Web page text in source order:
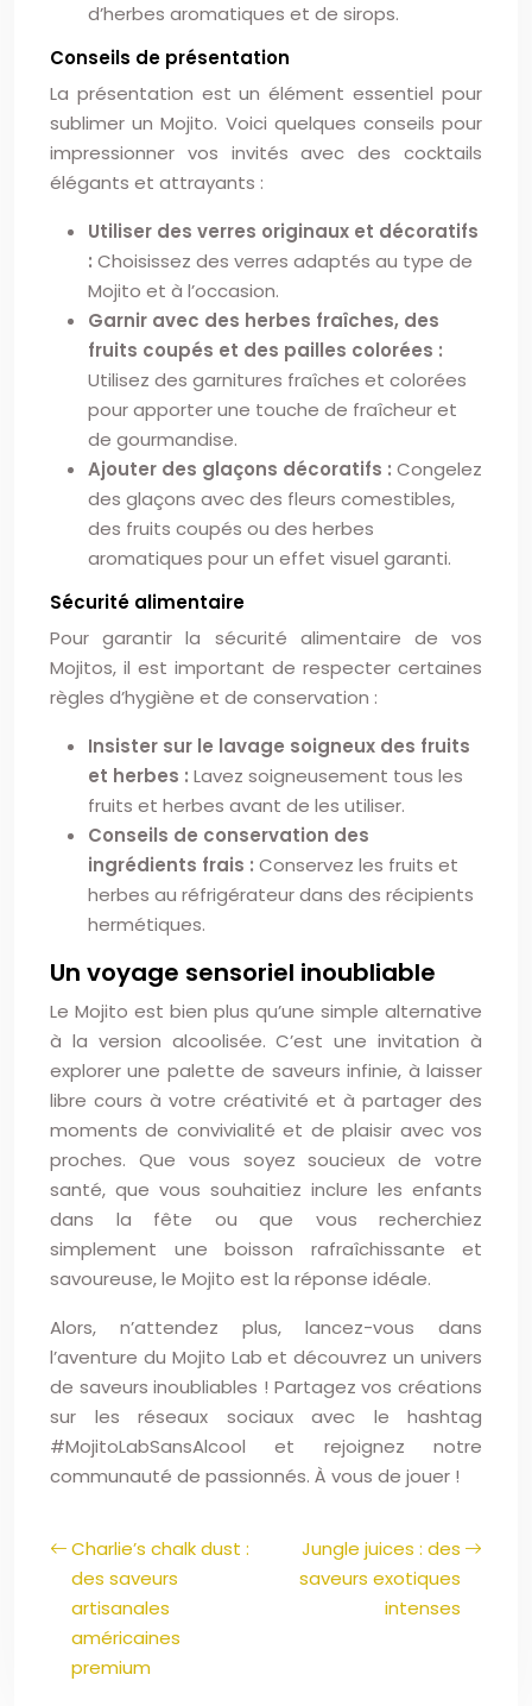
d’herbes aromatiques et de sirops.
Conseils de présentation
La présentation est un élément essentiel pour
sublimer un Mojito. Voici quelques conseils pour
impressionner vos invités avec des cocktails
élégants et attrayants :
Utiliser des verres originaux et décoratifs
: Choisissez des verres adaptés au type de
Mojito et à l’occasion.
Garnir avec des herbes fraîches, des
fruits coupés et des pailles colorées :
Utilisez des garnitures fraîches et colorées
pour apporter une touche de fraîcheur et
de gourmandise.
Ajouter des glaçons décoratifs : Congelez
des glaçons avec des fleurs comestibles,
des fruits coupés ou des herbes
aromatiques pour un effet visuel garanti.
Sécurité alimentaire
Pour garantir la sécurité alimentaire de vos
Mojitos, il est important de respecter certaines
règles d’hygiène et de conservation :
Insister sur le lavage soigneux des fruits
et herbes : Lavez soigneusement tous les
fruits et herbes avant de les utiliser.
Conseils de conservation des
ingrédients frais : Conservez les fruits et
herbes au réfrigérateur dans des récipients
hermétiques.
Un voyage sensoriel inoubliable
Le Mojito est bien plus qu’une simple alternative
à la version alcoolisée. C’est une invitation à
explorer une palette de saveurs infinie, à laisser
libre cours à votre créativité et à partager des
moments de convivialité et de plaisir avec vos
proches. Que vous soyez soucieux de votre
santé, que vous souhaitiez inclure les enfants
dans la fête ou que vous recherchiez
simplement une boisson rafraîchissante et
savoureuse, le Mojito est la réponse idéale.
Alors, n’attendez plus, lancez-vous dans
l’aventure du Mojito Lab et découvrez un univers
de saveurs inoubliables ! Partagez vos créations
sur les réseaux sociaux avec le hashtag
#MojitoLabSansAlcool et rejoignez notre
communauté de passionnés. À vous de jouer !
Charlie’s chalk dust :
des saveurs
artisanales
américaines
premium
Jungle juices : des
saveurs exotiques
intenses